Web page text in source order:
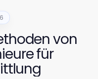
von
für